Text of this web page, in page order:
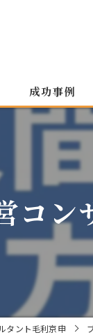
成功事例
コン
タント毛利京申